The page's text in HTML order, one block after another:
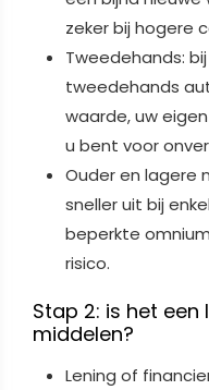
zeker bij hogere
Tweedehands:
tweedehands
waarde, uw
u bent voor
Ouder en lagere
sneller uit bij
beperkte
risico.
Stap 2: is het
middelen?
Lening of